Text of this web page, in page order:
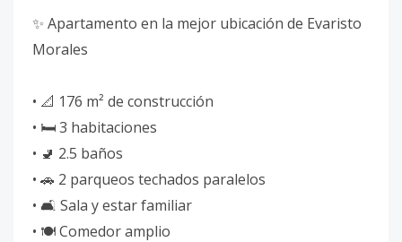
✨ Apartamento en la mejor ubicación de Evaristo
Morales
• 📐 176 m² de construcción
• 🛏️ 3 habitaciones
• 🚽 2.5 baños
• 🚗 2 parqueos techados paralelos
• 🛋️ Sala y estar familiar
• 🍽️ Comedor amplio